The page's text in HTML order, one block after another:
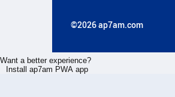
©2026 ap7am.com
Want a better experience?
Install ap7am PWA app